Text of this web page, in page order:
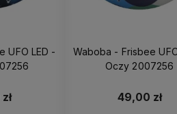
UFO LED -
Waboba - Frisbee
Oczy 2007256
49,00 zł